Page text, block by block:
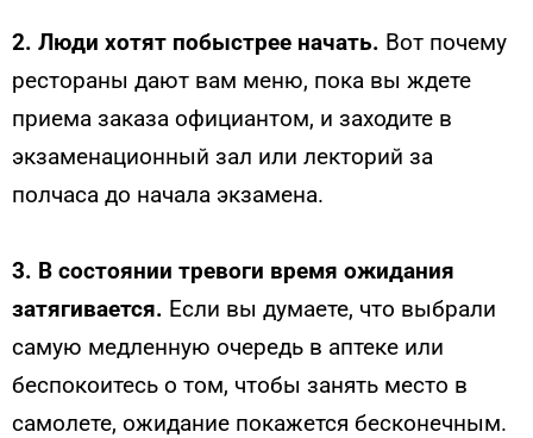
2. Люди хотят побыстрее начать. Вот почему
рестораны дают вам меню, пока вы ждете
приема заказа официантом, и заходите в
экзаменационный зал или лекторий за
полчаса до начала экзамена.
3. В состоянии тревоги время ожидания
затягивается. Если вы думаете, что выбрали
самую медленную очередь в аптеке или
беспокоитесь о том, чтобы занять место в
самолете, ожидание покажется бесконечным.